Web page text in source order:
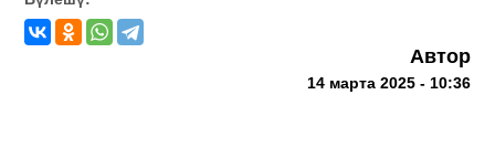
Автор
14 марта 2025 - 10:36